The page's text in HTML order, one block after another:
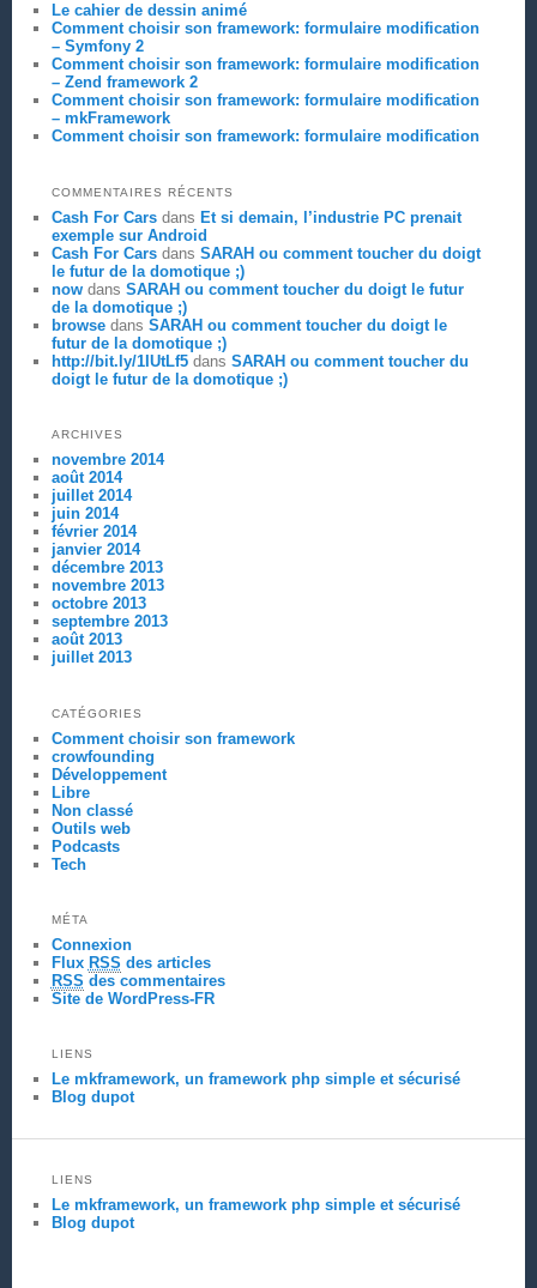
Le cahier de dessin animé
Comment choisir son framework: formulaire modification
– Symfony 2
Comment choisir son framework: formulaire modification
– Zend framework 2
Comment choisir son framework: formulaire modification
– mkFramework
Comment choisir son framework: formulaire modification
COMMENTAIRES RÉCENTS
Cash For Carsdans Et si demain, l’industrie PC prenait
exemple sur Android
Cash For Carsdans SARAH ou comment toucher du doigt
le futur de la domotique ;)
nowdans SARAH ou comment toucher du doigt le futur
de la domotique ;)
browsedans SARAH ou comment toucher du doigt le
futur de la domotique ;)
http://bit.ly/1IUtLf5dans SARAH ou comment toucher du
doigt le futur de la domotique ;)
ARCHIVES
novembre 2014
août 2014
juillet 2014
juin 2014
février 2014
janvier 2014
décembre 2013
novembre 2013
octobre 2013
septembre 2013
août 2013
juillet 2013
CATÉGORIES
Comment choisir son framework
crowfounding
Développement
Libre
Non classé
Outils web
Podcasts
Tech
MÉTA
Connexion
Flux RSS des articles
RSS des commentaires
Site de WordPress-FR
LIENS
Le mkframework, un framework php simple et sécurisé
Blog dupot
LIENS
Le mkframework, un framework php simple et sécurisé
Blog dupot